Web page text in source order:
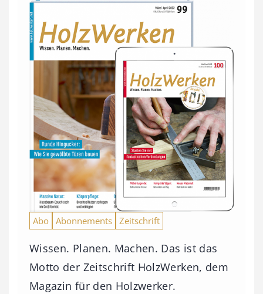
Abo Abonnements Zeitschrift
Wissen. Planen. Machen. Das ist das
Motto der Zeitschrift HolzWerken, dem
Magazin für den Holzwerker.